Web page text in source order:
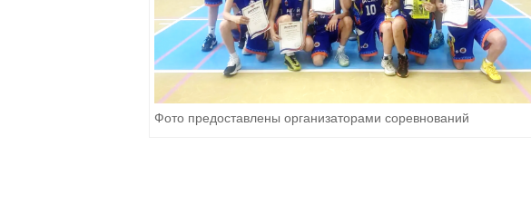
Фото предоставлены организаторами соревнований